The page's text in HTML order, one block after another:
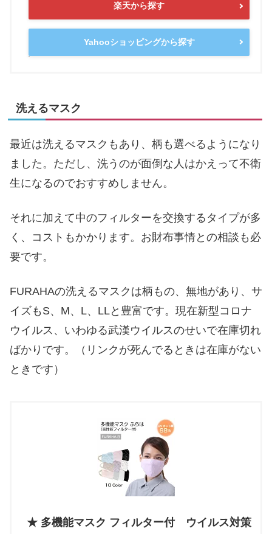
楽天から探す
Yahooショッピングから探す
洗えるマスク
最近は洗えるマスクもあり、柄も選べるようになり
ました。ただし、洗うのが面倒な人はかえって不衛
生になるのでおすすめしません。
それに加えて中のフィルターを交換するタイプが多
く、コストもかかります。お財布事情との相談も必
要です。
FURAHAの洗えるマスクは柄もの、無地があり、サ
イズもS、M、L、LLと豊富です。現在新型コロナ
ウイルス、いわゆる武漢ウイルスのせいで在庫切れ
ばかりです。（リンクが死んでるときは在庫がない
ときです）
★ 多機能マスク フィルター付 ウイルス対策